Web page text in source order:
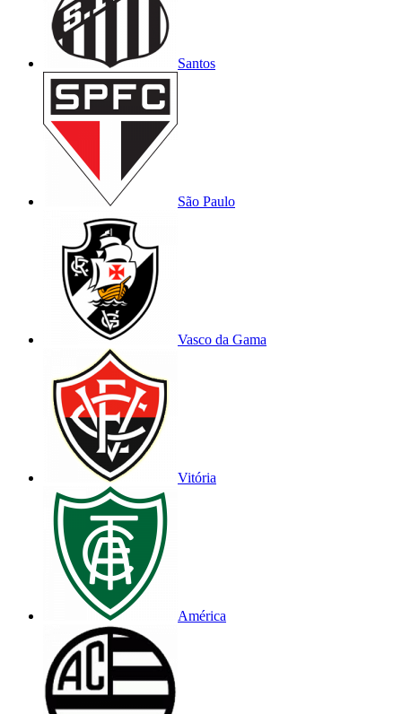
Santos
São Paulo
Vasco da Gama
Vitória
América